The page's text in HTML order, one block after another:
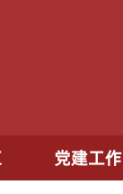
党建工作